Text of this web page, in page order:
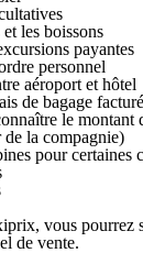
les boissons
payantes
personnel
aéroport et hôtel
de bagage
le montant
la compagnie)
pour certaines
vous pourrez
de vente.